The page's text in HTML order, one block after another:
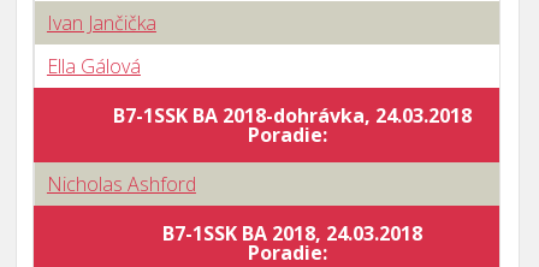
Ivan Jančička
Ella Gálová
B7-1SSK BA 2018-dohrávka, 24.03.2018
Poradie:
Nicholas Ashford
B7-1SSK BA 2018, 24.03.2018
Poradie: